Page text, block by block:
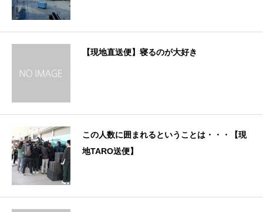
【現地直送便】寝るのが大好き
この人数に囲まれるということは・・・【現
地TARO送便】